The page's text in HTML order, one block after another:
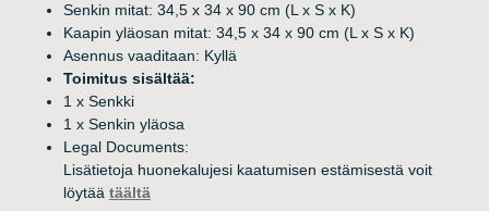
Senkin mitat: 34,5 x 34 x 90 cm (L x S x K)
Kaapin yläosan mitat: 34,5 x 34 x 90 cm (L x S x K)
Asennus vaaditaan: Kyllä
Toimitus sisältää:
1 x Senkki
1 x Senkin yläosa
Legal Documents:
Lisätietoja huonekalujesi kaatumisen estämisestä voit
löytää täältä